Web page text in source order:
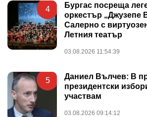
4
Бургас посреща
оркестър „Джузепе
Салерно с
Летния театър
03.08.2026 11:54:39
5
Даниел Вълчев: В
президентски
участвам
03.08.2026 09:14:12